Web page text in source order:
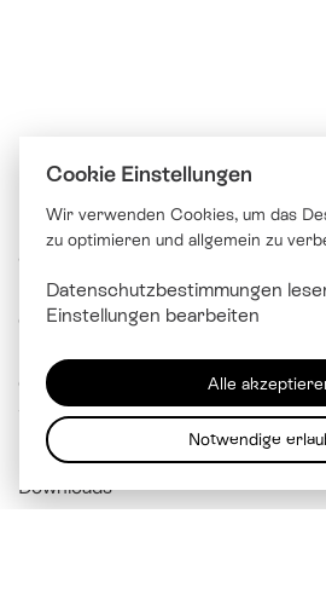
© Katholische Kirche Stadt Luzern
Brünigstrasse 20
6005 Luzern
041 229 99 00
info@kathluzern.ch
Downloads
Mitarbeitendenverzeichnis
Cookie Einstellungen
Wir verwenden Cookies, um das
zu optimieren und allgemein zu
Datenschutzbestimmungen
Einstellungen bearbeiten
Alle
Notwendige